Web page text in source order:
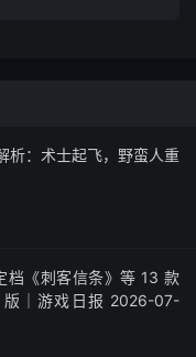
析：术士起飞，野蛮人重
档《刺客信条》等 13 款
｜游戏日报 2026-07-